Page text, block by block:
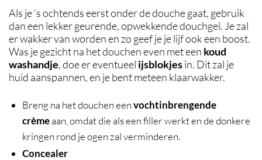
Als je ’s ochtends eerst onder de douche gaat, gebruik
dan een lekker geurende, opwekkende douchgel. Je zal
er wakker van worden en zo geef je je lijf ook een boost.
Was je gezicht na het douchen even met een koud
washandje, doe er eventueel ijsblokjesin. Dit zal je
huid aanspannen, en je bent meteen klaarwakker.
Breng na het douchen eenvochtinbrengende
crèmeaan, omdat die als een filler werkt en de donkere
kringen rond je ogen zal verminderen.
Concealer